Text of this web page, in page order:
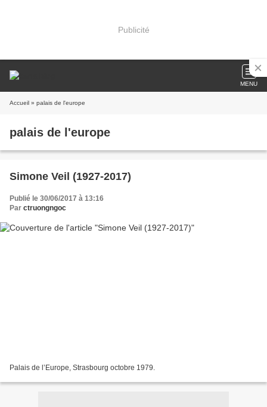
Publicité
MENU
Accueil » palais de l'europe
palais de l'europe
Simone Veil (1927-2017)
Publié le 30/06/2017 à 13:16
Par ctruongngoc
Palais de l’Europe, Strasbourg octobre 1979.